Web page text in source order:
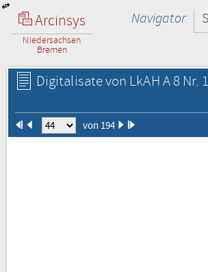
Arcinsys
Niedersachsen
Bremen
Navigator
Digitalisate von LkAH A 8 Nr.
von 194